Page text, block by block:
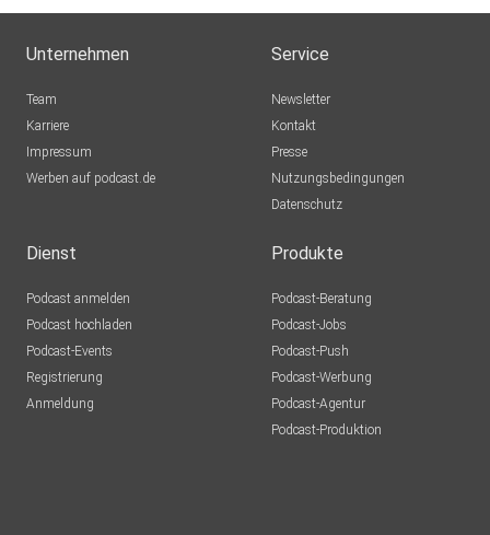
Unternehmen
Team
Karriere
Impressum
Werben auf podcast.de
Service
Newsletter
Kontakt
Presse
Nutzungsbedingungen
Datenschutz
Dienst
Podcast anmelden
Podcast hochladen
Podcast-Events
Registrierung
Anmeldung
Produkte
Podcast-Beratung
Podcast-Jobs
Podcast-Push
Podcast-Werbung
Podcast-Agentur
Podcast-Produktion